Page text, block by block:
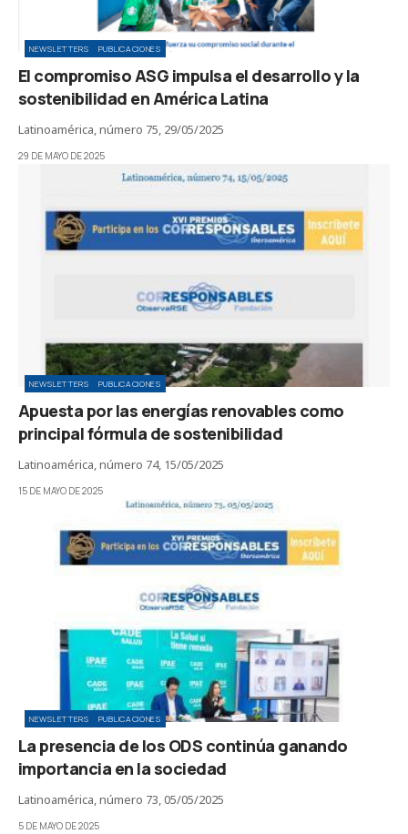
NEWSLETTERS PUBLICACIONES
El compromiso ASG impulsa el desarrollo y la
sostenibilidad en América Latina
Latinoamérica, número 75, 29/05/2025
29 DE MAYO DE 2025
NEWSLETTERS PUBLICACIONES
Apuesta por las energías renovables como
principal fórmula de sostenibilidad
Latinoamérica, número 74, 15/05/2025
15 DE MAYO DE 2025
NEWSLETTERS PUBLICACIONES
La presencia de los ODS continúa ganando
importancia en la sociedad
Latinoamérica, número 73, 05/05/2025
5 DE MAYO DE 2025